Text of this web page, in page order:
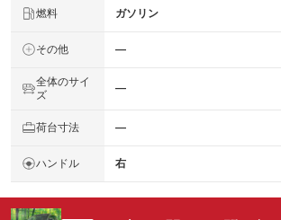
燃料 ガソリン
その他 ―
全体のサイ
ズ
―
荷台寸法 ―
ハンドル 右